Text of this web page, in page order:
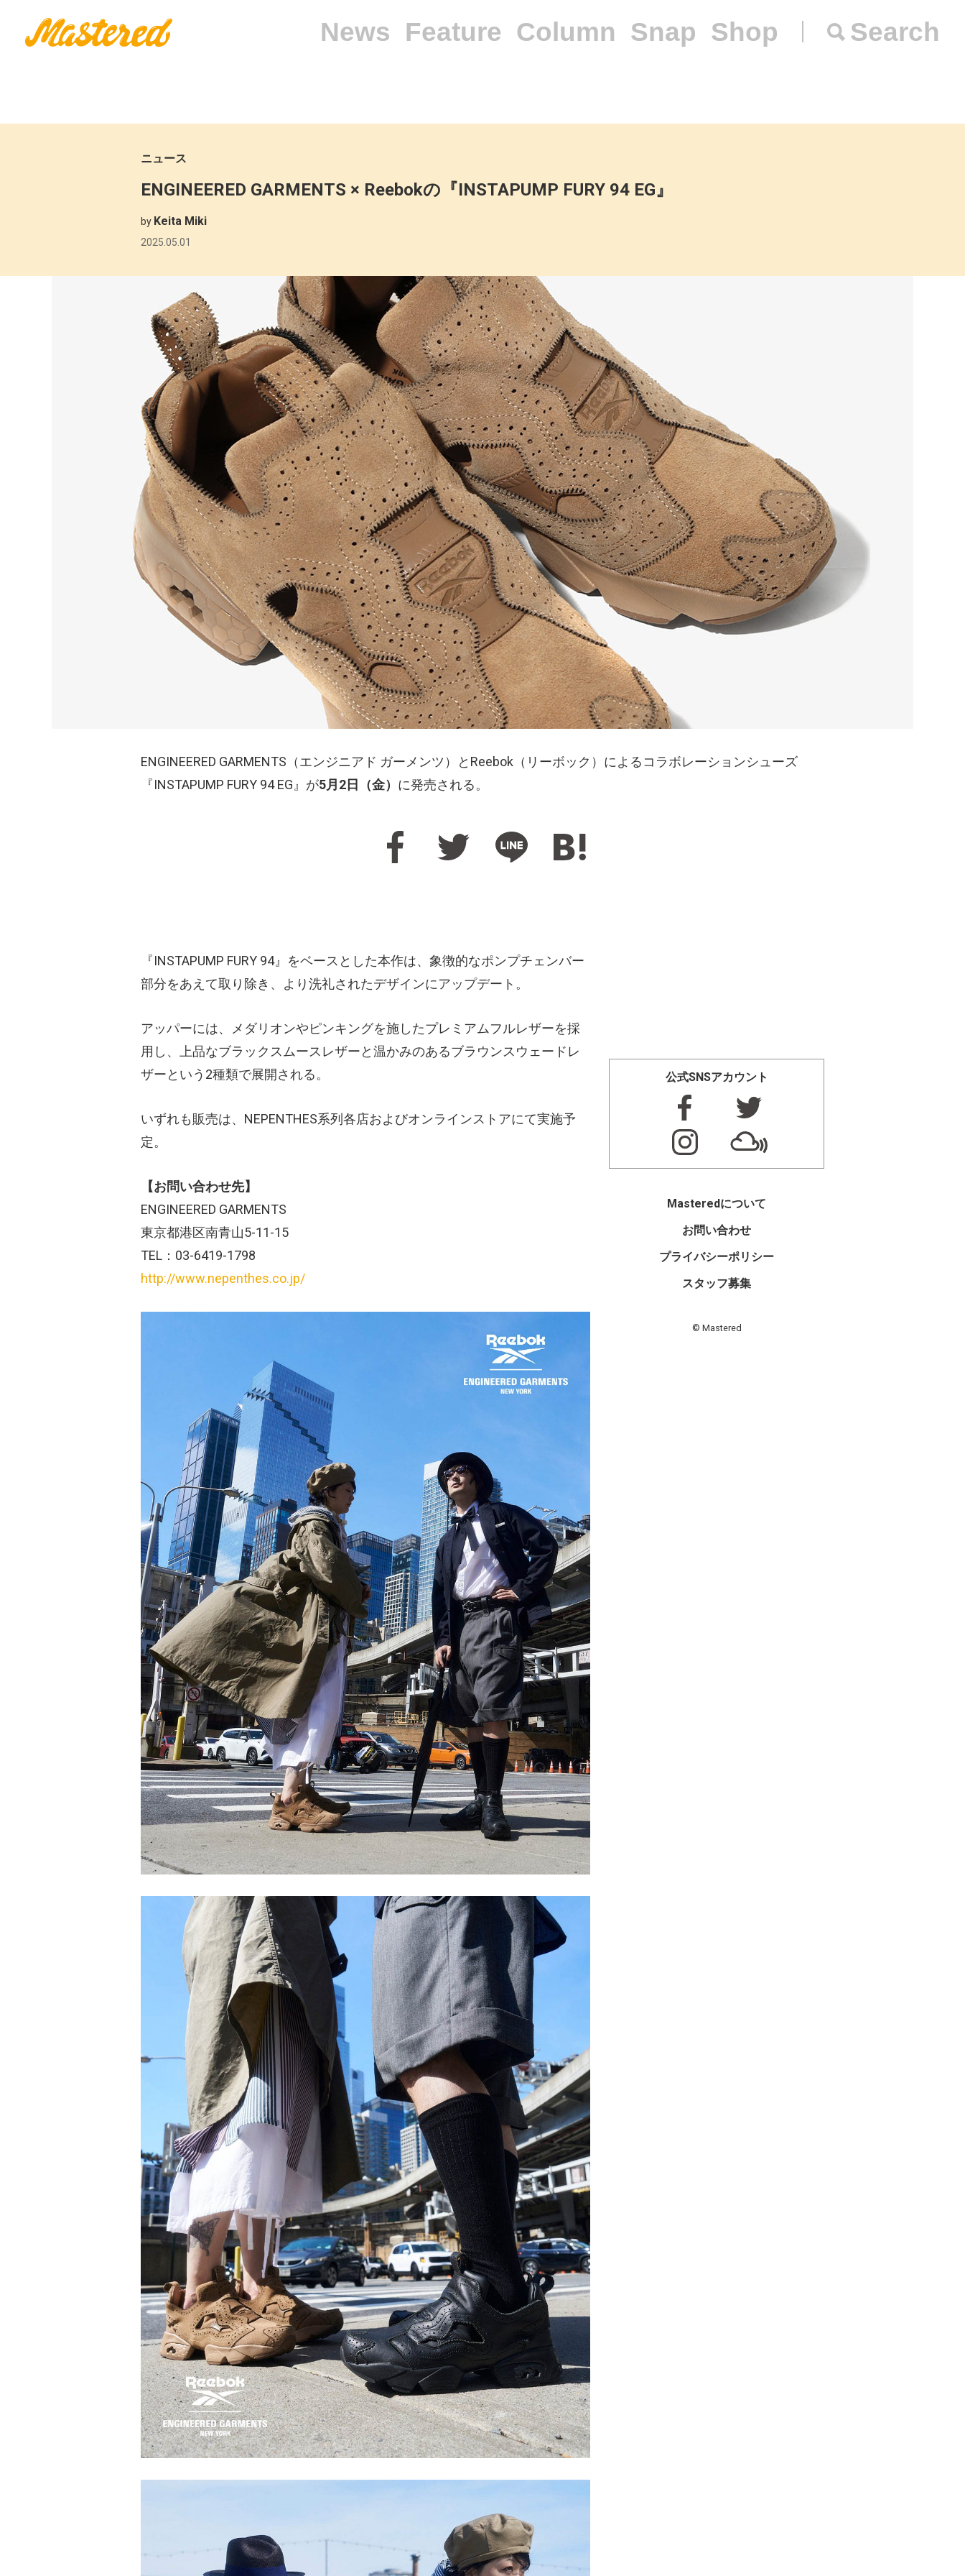
News Feature Column Snap Shop Search
ニュース
ENGINEERED GARMENTS × Reebokの『INSTAPUMP FURY 94 EG』
by Keita Miki
2025.05.01
ENGINEERED GARMENTS（エンジニアド ガーメンツ）とReebok（リーボック）によるコラボレーションシューズ
『INSTAPUMP FURY 94 EG』が5月2日（金） に発売される。
『INSTAPUMP FURY 94』をベースとした本作は、象徴的なポンプチェンバー
部分をあえて取り除き、より洗礼されたデザインにアップデート。
アッパーには、メダリオンやピンキングを施したプレミアムフルレザーを採
用し、上品なブラックスムースレザーと温かみのあるブラウンスウェードレ
ザーという2種類で展開される。
いずれも販売は、NEPENTHES系列各店およびオンラインストアにて実施予
定。
【お問い合わせ先】
ENGINEERED GARMENTS
東京都港区南青山5-11-15
TEL：03-6419-1798
http://www.nepenthes.co.jp/
公式SNSアカウント
Masteredについて
お問い合わせ
プライバシーポリシー
スタッフ募集
© Mastered